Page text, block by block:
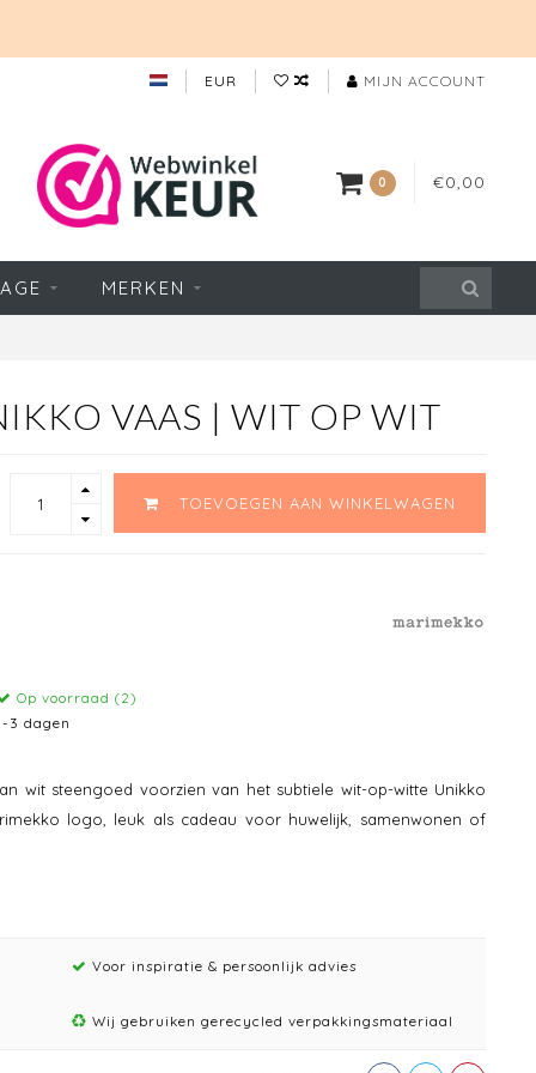
EUR MIJN ACCOUNT
0 €0,00
MERKEN
VAAS | WIT OP WIT
TOEVOEGEN AAN WINKELWAGEN
Op voorraad (2)
3 dagen
wit steengoed voorzien van het subtiele wit-op-witte Unikko
logo, leuk als cadeau voor huwelijk, samenwonen of
Voor inspiratie & persoonlijk advies
Wij gebruiken gerecycled verpakkingsmateriaal